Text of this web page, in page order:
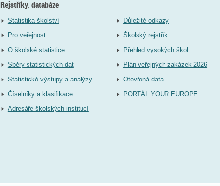
Rejstříky, databáze
Statistika školství
Pro veřejnost
O školské statistice
Sběry statistických dat
Statistické výstupy a analýzy
Číselníky a klasifikace
Adresáře školských institucí
Důležité odkazy
Školský rejstřík
Přehled vysokých škol
Plán veřejných zakázek 2026
Otevřená data
PORTÁL YOUR EUROPE